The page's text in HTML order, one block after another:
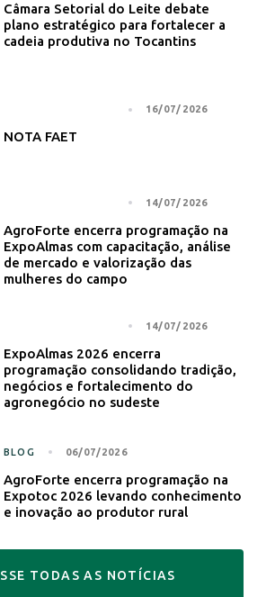
Câmara Setorial do Leite debate
plano estratégico para fortalecer a
cadeia produtiva no Tocantins
16/07/2026
NOTA FAET
14/07/2026
AgroForte encerra programação na
ExpoAlmas com capacitação, análise
de mercado e valorização das
mulheres do campo
14/07/2026
ExpoAlmas 2026 encerra
programação consolidando tradição,
negócios e fortalecimento do
agronegócio no sudeste
BLOG 06/07/2026
AgroForte encerra programação na
Expotoc 2026 levando conhecimento
e inovação ao produtor rural
SSE TO DAS AS NOT ÍCIAS